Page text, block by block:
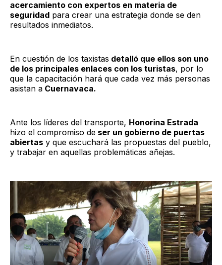
acercamiento con expertos en materia de
seguridad para crear una estrategia donde se den
resultados inmediatos.
En cuestión de los taxistas detalló que ellos son uno
de los principales enlaces con los turistas, por lo
que la capacitación hará que cada vez más personas
asistan a Cuernavaca.
Ante los líderes del transporte, Honorina Estrada
hizo el compromiso de ser un gobierno de puertas
abiertas y que escuchará las propuestas del pueblo,
y trabajar en aquellas problemáticas añejas.